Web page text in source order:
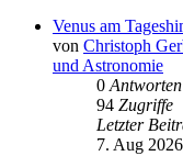
Venus am
von Christoph
und Astronomie
0 Antworten
94 Zugriffe
Letzter
7. Aug